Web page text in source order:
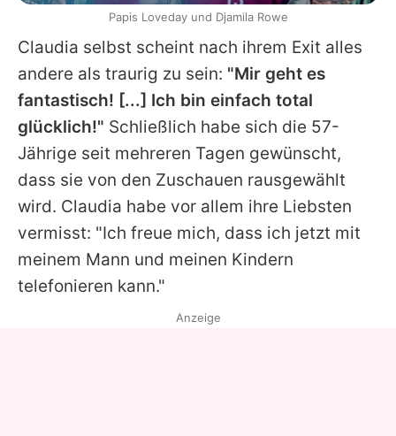
Claudia selbst scheint nach ihrem Exit alles
andere als traurig zu sein: "Mir geht es
fantastisch! [...] Ich bin einfach total
glücklich!" Schließlich habe sich die 57-
Jährige seit mehreren Tagen gewünscht,
dass sie von den Zuschauen rausgewählt
wird. Claudia habe vor allem ihre Liebsten
vermisst: "Ich freue mich, dass ich jetzt mit
meinem Mann und meinen Kindern
telefonieren kann."
Papis Loveday und Djamila Rowe
Anzeige